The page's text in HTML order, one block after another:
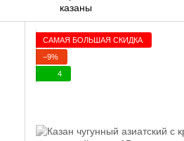
САМАЯ БОЛЬШАЯ СКИДКА
−9%
4